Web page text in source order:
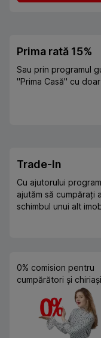
Prima rată 15%
Sau prin programul
"Prima Casă" cu
Trade-In
Cu ajutorului
ajutăm să cumpărați
schimbul unui alt
0% comision pentru
cumpărători și chiriași